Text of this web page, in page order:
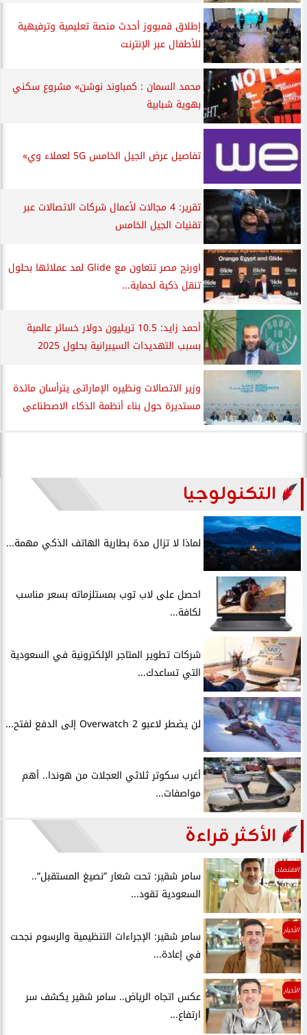
إطلاق قمبووز أحدث منصة تعليمية وترفيهية
للأطفال عبر الإنترنت
محمد السمان : كمباوند نوشن» مشروع سكني
بهوية شبابية
تفاصيل عرض الجيل الخامس 5G لعملاء وي»
تقرير: 4 مجالات لأعمال شركات الاتصالات عبر
تقنيات الجيل الخامس
اورنچ مصر تتعاون مع Glide لمد عملائها بحلول
تنقل ذكية لحماية...
أحمد زايد: 10.5 تريليون دولار خسائر عالمية
بسبب التهديدات السيبرانية بحلول 2025
وزير الاتصالات ونظيره الإماراتى يترأسان مائدة
مستديرة حول بناء أنظمة الذكاء الاصطناعى
التكنولوجيا
لماذا لا تزال مدة بطارية الهاتف الذكي مهمة...
احصل على لاب توب بمستلزماته بسعر مناسب
لكافة...
شركات تطوير المتاجر الإلكترونية في السعودية
التي تساعدك...
لن يضطر لاعبو Overwatch 2 إلى الدفع لفتح...
أغرب سكوتر ثلاثي العجلات من هوندا.. أهم
مواصفات...
الأكثر قراءة
الاقتصاد
سامر شقير: تحت شعار ”نصيغ المستقبل”..
السعودية تقود...
الأخبار
سامر شقير: الإجراءات التنظيمية والرسوم نجحت
في إعادة...
الأخبار
عكس اتجاه الرياض.. سامر شقير يكشف سر
ارتفاع...